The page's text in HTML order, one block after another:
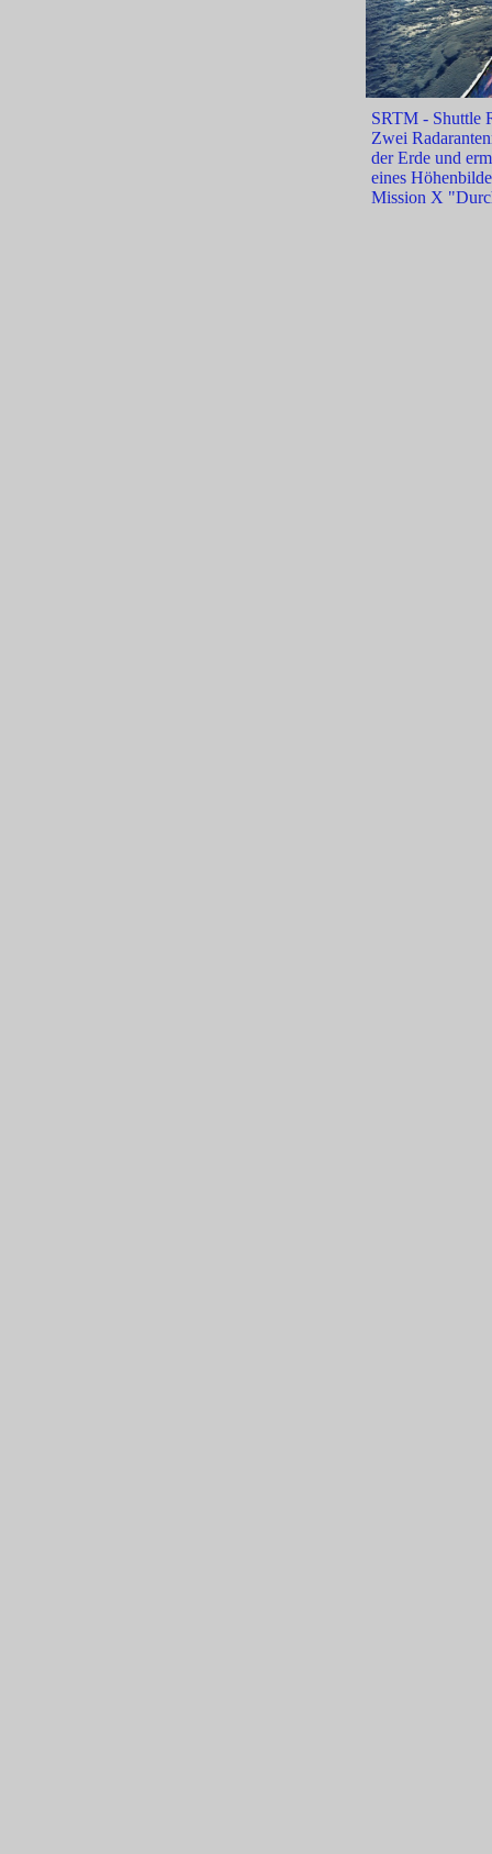
SRTM - Shuttle
Zwei
der Erde und
eines
Mission X